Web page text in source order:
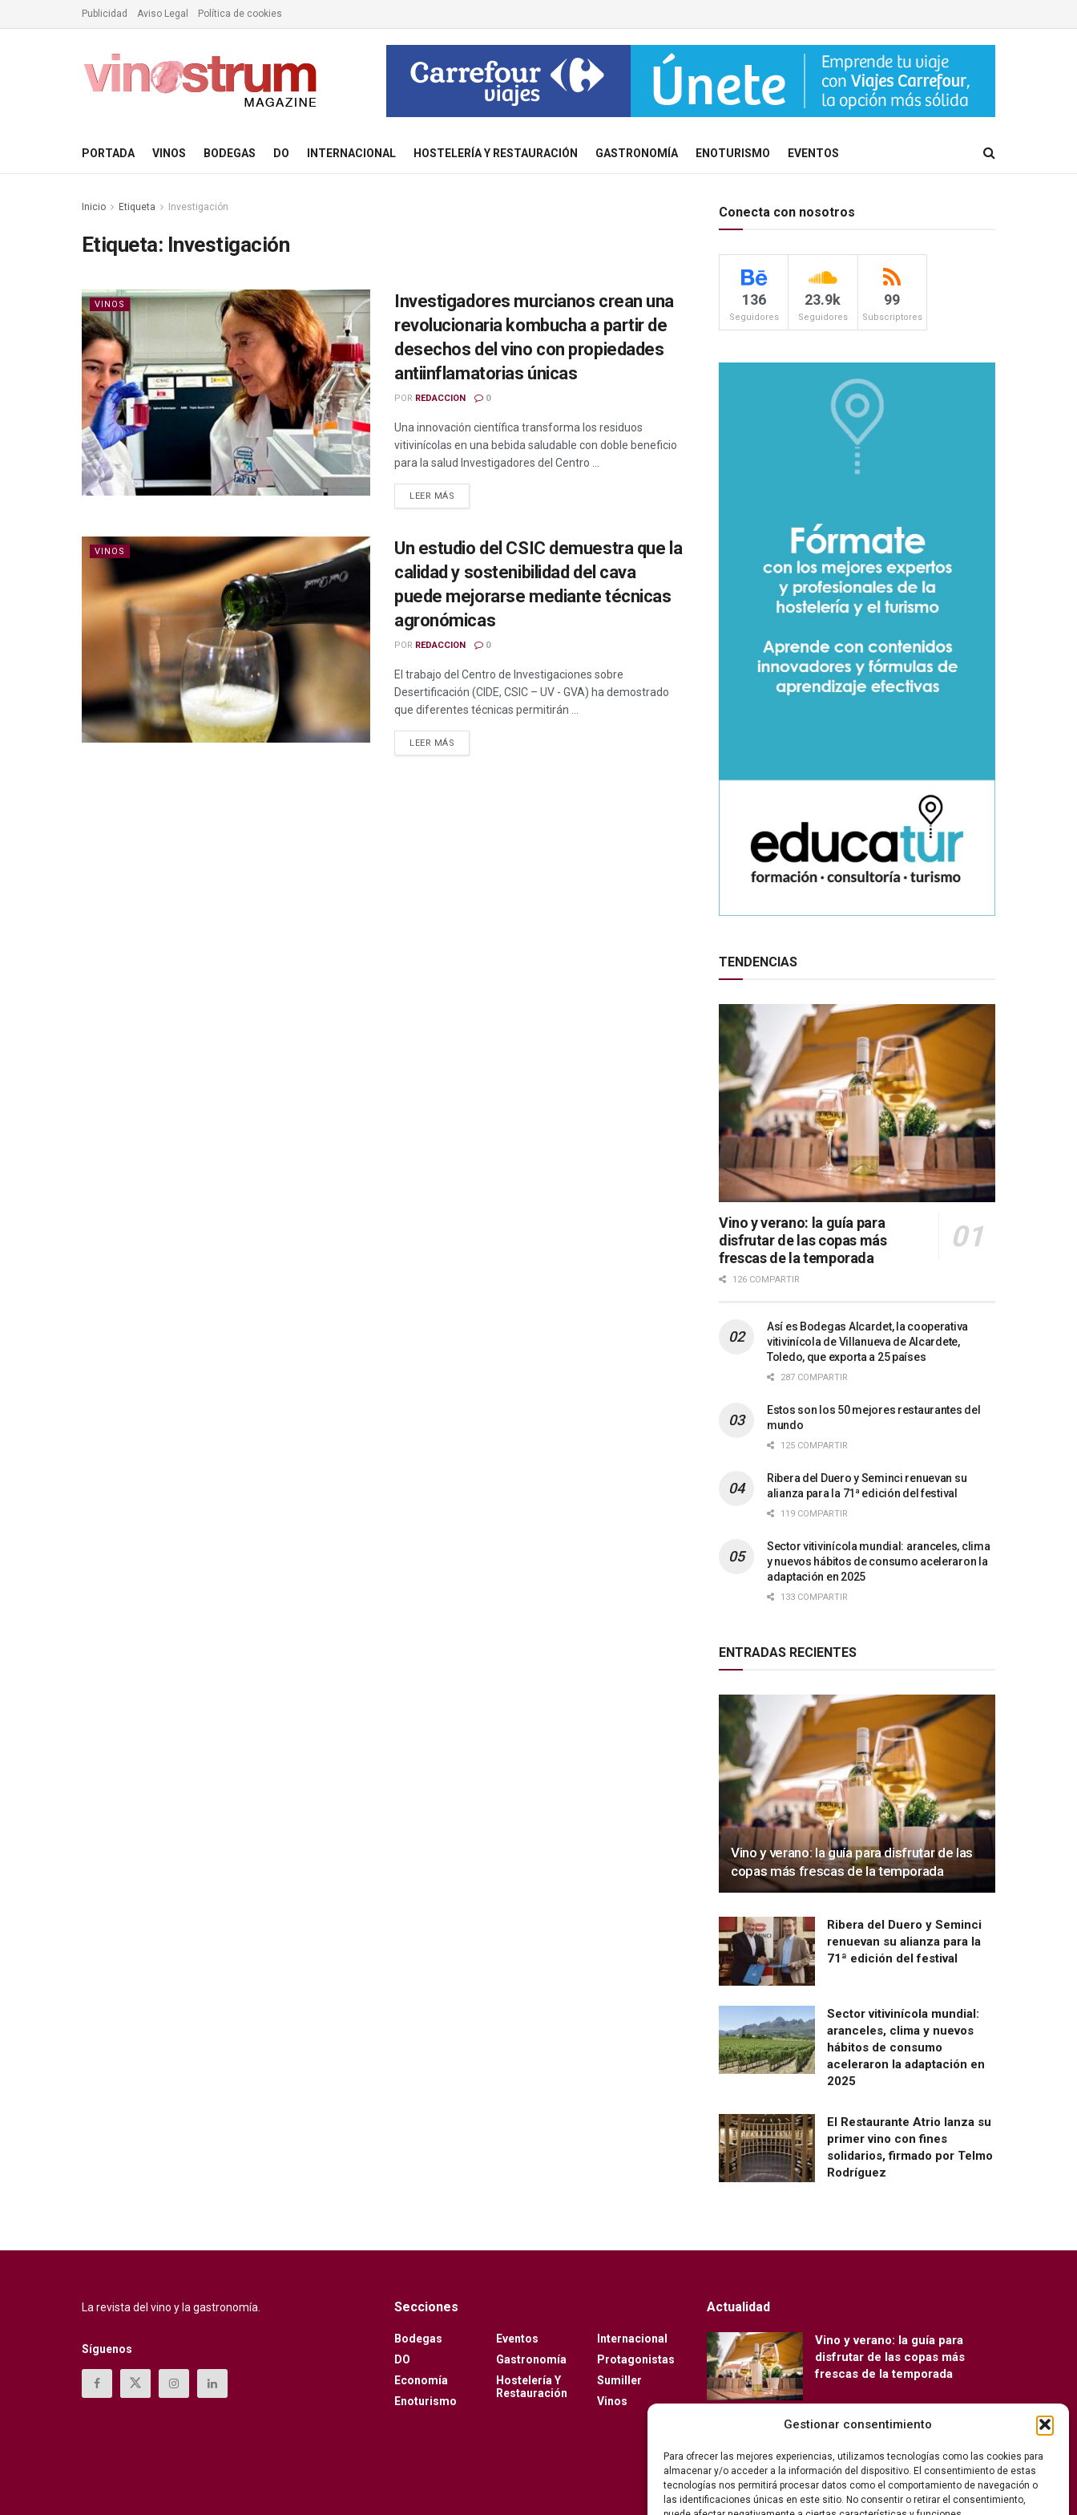
Gestionar consentimiento
Para ofrecer las mejores experiencias, utilizamos tecnologías como las cookies para
almacenar y/o acceder a la información del dispositivo. El consentimiento de estas
tecnologías nos permitirá procesar datos como el comportamiento de navegación o
las identificaciones únicas en este sitio. No consentir o retirar el consentimiento,
Publicidad Aviso Legal Política de cookies
PORTADA VINOS BODEGAS DO INTERNACIONAL HOSTELERÍA Y RESTAURACIÓN GASTRONOMÍA ENOTURISMO EVENTOS
Inicio Etiqueta Investigación
Etiqueta: Investigación
VINOS
Investigadores murcianos crean una
revolucionaria kombucha a partir de
desechos del vino con propiedades
antiinflamatorias únicas
POR REDACCION 0
Una innovación científica transforma los residuos
vitivinícolas en una bebida saludable con doble beneficio
para la salud Investigadores del Centro ...
LEER MÁS
VINOS
Un estudio del CSIC demuestra que la
calidad y sostenibilidad del cava
puede mejorarse mediante técnicas
agronómicas
POR REDACCION 0
El trabajo del Centro de Investigaciones sobre
Desertificación (CIDE, CSIC – UV - GVA) ha demostrado
que diferentes técnicas permitirán ...
LEER MÁS
Conecta con nosotros
136
Seguidores
23.9k
Seguidores
99
Subscriptores
TENDENCIAS
Vino y verano: la guía para
disfrutar de las copas más
frescas de la temporada
126 COMPARTIR
Así es Bodegas Alcardet, la cooperativa
vitivinícola de Villanueva de Alcardete,
Toledo, que exporta a 25 países
287 COMPARTIR
Estos son los 50 mejores restaurantes del
mundo
125 COMPARTIR
Ribera del Duero y Seminci renuevan su
alianza para la 71ª edición del festival
119 COMPARTIR
Sector vitivinícola mundial: aranceles, clima
y nuevos hábitos de consumo aceleraron la
adaptación en 2025
133 COMPARTIR
ENTRADAS RECIENTES
Vino y verano: la guía para disfrutar de las
copas más frescas de la temporada
Ribera del Duero y Seminci
renuevan su alianza para la
71ª edición del festival
Sector vitivinícola mundial:
aranceles, clima y nuevos
hábitos de consumo
aceleraron la adaptación en
2025
El Restaurante Atrio lanza su
primer vino con fines
solidarios, firmado por Telmo
Rodríguez
La revista del vino y la gastronomía.
Síguenos
Secciones
Bodegas
DO
Economía
Enoturismo
Eventos
Gastronomía
Hostelería Y
Restauración
Internacional
Protagonistas
Sumiller
Vinos
Actualidad
Vino y verano: la guía para
disfrutar de las copas más
frescas de la temporada
Ribera del Duero y Seminci
edición del festival